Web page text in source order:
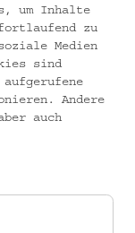
um Inhalte
zu
Medien
sind
Andere
auch